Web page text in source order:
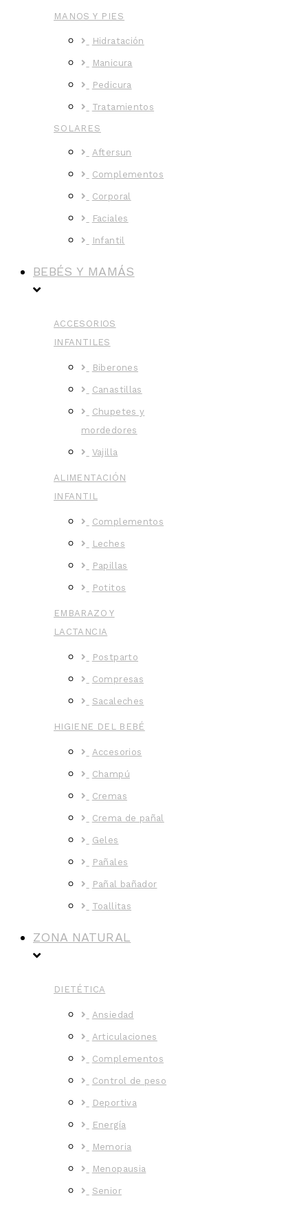
MANOS Y PIES
Hidratación
Manicura
Pedicura
Tratamientos
SOLARES
Aftersun
Complementos
Corporal
Faciales
Infantil
BEBÉS Y MAMÁS
ACCESORIOS
INFANTILES
Biberones
Canastillas
Chupetes y
mordedores
Vajilla
ALIMENTACIÓN
INFANTIL
Complementos
Leches
Papillas
Potitos
EMBARAZO Y
LACTANCIA
Postparto
Compresas
Sacaleches
HIGIENE DEL BEBÉ
Accesorios
Champú
Cremas
Crema de pañal
Geles
Pañales
Pañal bañador
Toallitas
ZONA NATURAL
DIETÉTICA
Ansiedad
Articulaciones
Complementos
Control de peso
Deportiva
Energía
Memoria
Menopausia
Senior